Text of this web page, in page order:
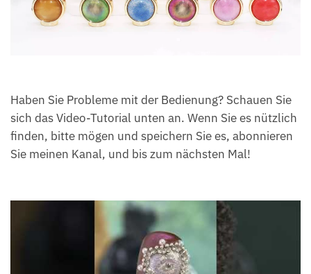
Haben Sie Probleme mit der Bedienung? Schauen Sie
sich das Video-Tutorial unten an. Wenn Sie es nützlich
finden, bitte mögen und speichern Sie es, abonnieren
Sie meinen Kanal, und bis zum nächsten Mal!